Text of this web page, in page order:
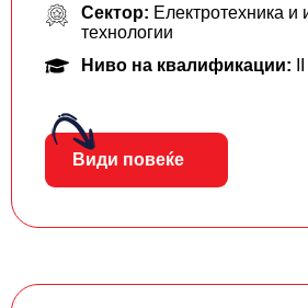
Сектор: Електротехника
технологии
Ниво на квалификации:
Види повеќе